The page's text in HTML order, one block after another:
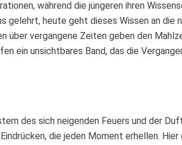
während die jüngeren ihren
gelehrt, heute geht dieses Wissen an die
über vergangene Zeiten geben den
ein unsichtbares Band, das die
des sich neigenden Feuers und der
die jeden Moment erhellen.